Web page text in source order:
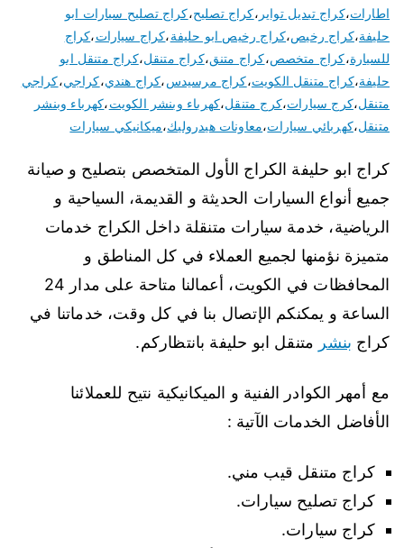
اطارات،كراج تبديل تواير ،كراج تصليح،كراج تصليح سيارات ابو
حليفة،كراج رخيص،كراج رخيص ابو حليفة،كراج سيارات،كراج
للسيارة،كراج متخصص،كراج متنق،كراج متنقل،كراج متنقل ابو
حليفة،كراج متنقل الكويت،كراج مرسيدس،كراج هندي،كراجي،كراجي
متنقل،كرج سيارات،كرج متنقل،كهرباء وبنشر الكويت،كهرباء وبنشر
متنقل،كهربائي سيارات،معاونات هيدروليك،ميكانيكي سيارات
كراج ابو حليفة الكراج الأول المتخصص بتصليح و صيانة
جميع أنواع السيارات الحديثة و القديمة، السياحية و
الرياضية، خدمة سيارات متنقلة داخل الكراج خدمات
متميزة نؤمنها لجميع العملاء في كل المناطق و
المحافظات في الكويت، أعمالنا متاحة على مدار 24
الساعة و يمكنكم الإتصال بنا في كل وقت، خدماتنا في
كراج بنشر متنقل ابو حليفة بانتظاركم.
مع أمهر الكوادر الفنية و الميكانيكية نتيح للعملائنا
الأفاضل الخدمات الآتية :
كراج متنقل قيب مني.
كراج تصليح سيارات.
كراج سيارات.